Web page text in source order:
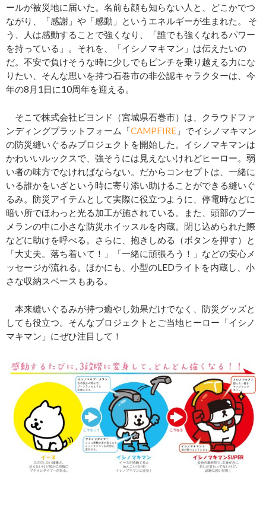
ールが被災地に届いた。名前も顔も知らない人と、どこかでつ
ながり、「感謝」や「感動」というエネルギーが生まれた。 そ
う、人は感動することで強くなり、「誰でも強くなれるパワー
を持っている」。それを、「イシノマキマン」は伝えたいの
だ。不安で負けそうな時に少しでもピンチを乗り越える力にな
りたい、そんな思いを持つ石巻市の非公認キャラクターは、今
年の8月1日に10周年を迎える。
そこで株式会社ビヨンド（宮城県石巻市）は、クラウドファ
ンディングプラットフォーム「CAMPFIRE 」でイシノマキマン
の防災縫いぐるみプロジェクトを開始した。イシノマキマンは
かわいいルックスで、強そうには見えないけれどヒーロー。弱
い者の味方でなければならない。だからコンセプトは、一緒に
いる誰かをいざという時に寄り添い助けることができる縫いぐ
るみ。防災アイテムとして実際に役立つように、停電時などに
暗い所でほわっと光る加工が施されている。また、頭部のブー
メランの中に小さな防災ホイッスルを内蔵。閉じ込められた際
などに助けを呼べる。さらに、抱きしめる（ボタンを押す）と
「大丈夫。落ち着いて！」「一緒に頑張ろう！」などの安心メ
ッセージが流れる。ほかにも、小型のLEDライトを内蔵し、小
さな収納スペースもある。
本来縫いぐるみが持つ癒やし効果だけでなく、防災グッズと
しても役立つ。そんなプロジェクトとご当地ヒーロー「イシノ
マキマン」にぜひ注目して！